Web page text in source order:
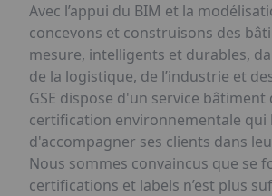
Avec l’appui du BIM et la
concevons et construisons des
mesure, intelligents et durables,
de la logistique, de l’industrie et
GSE dispose d'un service bâtiment
certification environnementale qui
d'accompagner ses clients dans
Nous sommes convaincus que se
certifications et labels n’est plus